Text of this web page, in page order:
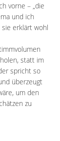
vorne – „die
und ich
erklärt wohl
statt im
spricht so
überzeugt
um den
zu